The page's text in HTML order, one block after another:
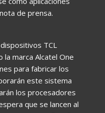
de prensa.
TCL
la marca Alcatel One
para fabricar los
este sistema
los procesadores
que se lancen al